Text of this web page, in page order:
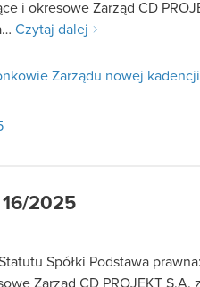
i okresowe Zarząd CD
Czytaj dalej
Zarządu nowej kadencji
2025
Spółki Podstawa
Zarząd CD PROJEKT S.A.